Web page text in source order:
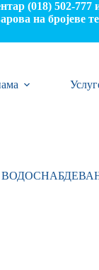
(018) 502-777
на бројеве